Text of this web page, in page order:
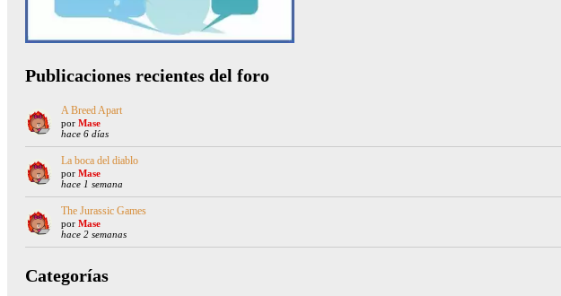
Publicaciones recientes del foro
A Breed Apart
por Mase
hace 6 días
La boca del diablo
por Mase
hace 1 semana
The Jurassic Games
por Mase
hace 2 semanas
Categorías